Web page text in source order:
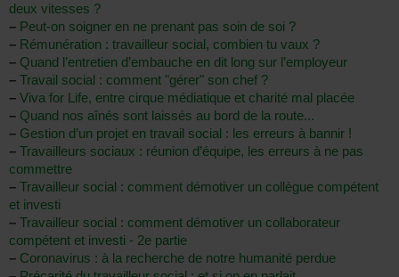
deux vitesses ?
– Peut-on soigner en ne prenant pas soin de soi ?
– Rémunération : travailleur social, combien tu vaux ?
– Quand l’entretien d’embauche en dit long sur l’employeur
– Travail social : comment "gérer" son chef ?
– Viva for Life, entre cirque médiatique et charité mal placée
– Quand nos aînés sont laissés au bord de la route...
– Gestion d’un projet en travail social : les erreurs à bannir !
– Travailleurs sociaux : réunion d’équipe, les erreurs à ne pas
commettre
– Travailleur social : comment démotiver un collègue compétent
et investi
– Travailleur social : comment démotiver un collaborateur
compétent et investi - 2e partie
– Coronavirus : à la recherche de notre humanité perdue